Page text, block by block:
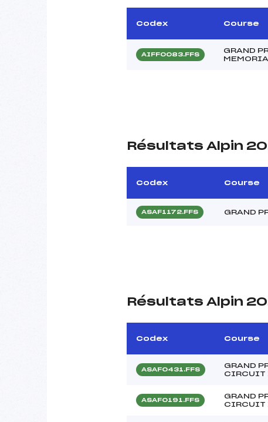
Codex Course
AIFF0083.FFS
GRAND
Résultats Alpin
Codex Course
ASAF1172.FFS GRAND
Résultats Alpin
Codex Course
ASAF0431.FFS
GRAND
CIRCUIT
ASAF0191.FFS
GRAND
CIRCUIT